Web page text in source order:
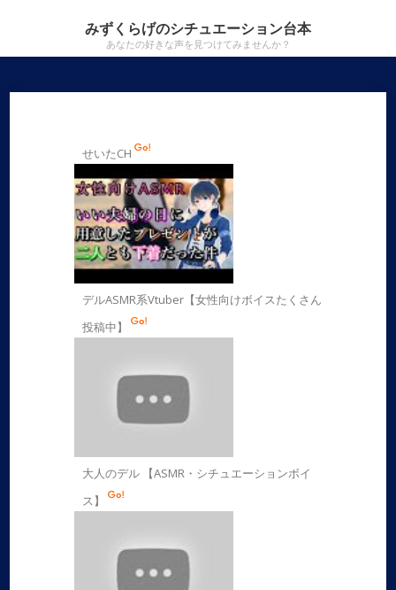
みずくらげのシチュエーション台本
あなたの好きな声を見つけてみませんか？
せいたCH
デルASMR系Vtuber【女性向けボイスたくさん
投稿中】
大人のデル 【ASMR・シチュエーションボイ
ス】